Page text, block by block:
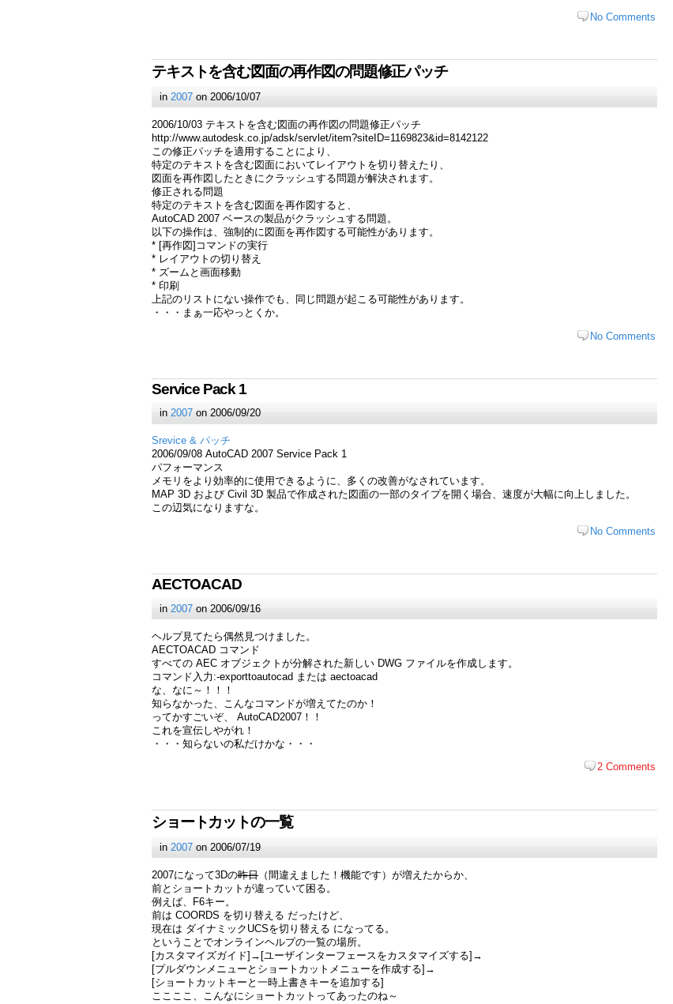
No Comments
テキストを含む図面の再作図の問題修正パッチ
in2007 on 2006/10/07
2006/10/03 テキストを含む図面の再作図の問題修正パッチ
http://www.autodesk.co.jp/adsk/servlet/item?siteID=1169823&id=8142122
この修正パッチを適用することにより、
特定のテキストを含む図面においてレイアウトを切り替えたり、
図面を再作図したときにクラッシュする問題が解決されます。
修正される問題
特定のテキストを含む図面を再作図すると、
AutoCAD 2007 ベースの製品がクラッシュする問題。
以下の操作は、強制的に図面を再作図する可能性があります。
* [再作図]コマンドの実行
* レイアウトの切り替え
* ズームと画面移動
* 印刷
上記のリストにない操作でも、同じ問題が起こる可能性があります。
・・・まぁ一応やっとくか。
No Comments
Service Pack 1
in2007 on 2006/09/20
Srevice & パッチ
2006/09/08 AutoCAD 2007 Service Pack 1
パフォーマンス
メモリをより効率的に使用できるように、多くの改善がなされています。
MAP 3D および Civil 3D 製品で作成された図面の一部のタイプを開く場合、速度が大幅に向上しました。
この辺気になりますな。
No Comments
AECTOACAD
in 2007 on 2006/09/16
ヘルプ見てたら偶然見つけました。
AECTOACAD コマンド
すべての AEC オブジェクトが分解された新しい DWG ファイルを作成します。
コマンド入力:-exporttoautocad または aectoacad
な、なに～！！！
知らなかった、こんなコマンドが増えてたのか！
ってかすごいぞ、 AutoCAD2007！！
これを宣伝しやがれ！
・・・知らないの私だけかな・・・
2 Comments
ショートカットの一覧
in 2007 on 2006/07/19
2007になって3Dの昨日 （間違えました！機能です）が増えたからか、
前とショートカットが違っていて困る。
例えば、F6キー。
前は COORDS を切り替える だったけど、
現在は ダイナミックUCSを切り替える になってる。
ということでオンラインヘルプの一覧の場所。
[カスタマイズガイド]→[ユーザインターフェースをカスタマイズする]→
[プルダウンメニューとショートカットメニューを作成する]→
[ショートカットキーと一時上書きキーを追加する]
ここここ、こんなにショートカットってあったのね～